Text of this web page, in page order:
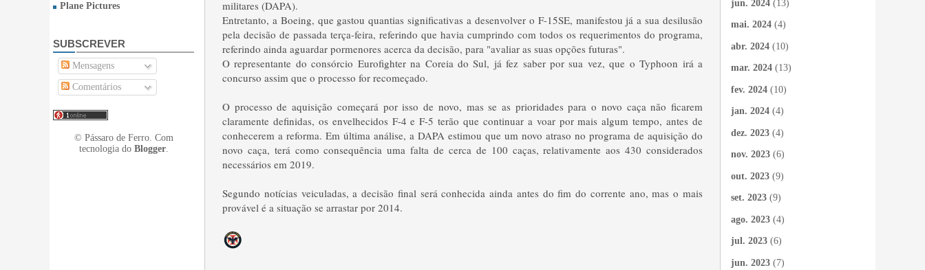
Plane Pictures
SUBSCREVER
Mensagens
Comentários
© Pássaro de Ferro. Com
tecnologia do Blogger.
militares (DAPA).
Entretanto, a Boeing, que gastou quantias significativas a desenvolver o F-15SE, manifestou já a sua desilusão
pela decisão de passada terça-feira, referindo que havia cumprindo com todos os requerimentos do programa,
referindo ainda aguardar pormenores acerca da decisão, para "avaliar as suas opções futuras".
O representante do consórcio Eurofighter na Coreia do Sul, já fez saber por sua vez, que o Typhoon irá a
concurso assim que o processo for recomeçado.
O processo de aquisição começará por isso de novo, mas se as prioridades para o novo caça não ficarem
claramente definidas, os envelhecidos F-4 e F-5 terão que continuar a voar por mais algum tempo, antes de
conhecerem a reforma. Em última análise, a DAPA estimou que um novo atraso no programa de aquisição do
novo caça, terá como consequência uma falta de cerca de 100 caças, relativamente aos 430 considerados
necessários em 2019.
Segundo notícias veiculadas, a decisão final será conhecida ainda antes do fim do corrente ano, mas o mais
provável é a situação se arrastar por 2014.
jun. 2024 (13)
mai. 2024 (4)
abr. 2024 (10)
mar. 2024 (13)
fev. 2024 (10)
jan. 2024 (4)
dez. 2023 (4)
nov. 2023 (6)
out. 2023 (9)
set. 2023 (9)
ago. 2023 (4)
jul. 2023 (6)
jun. 2023 (7)